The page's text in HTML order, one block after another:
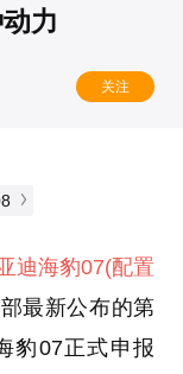
力
关注
迪海豹07(配置
最新公布的第
豹07正式申报